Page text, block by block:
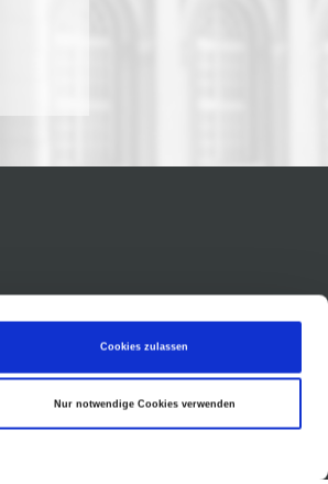
Cookies zulassen
Nur notwendige Cookies verwenden